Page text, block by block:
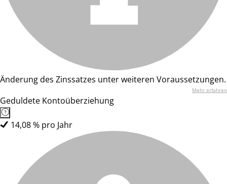
Änderung des Zinssatzes unter weiteren Voraussetzungen.
Mehr erfahren
Geduldete Kontoüberziehung
14,08 % pro Jahr